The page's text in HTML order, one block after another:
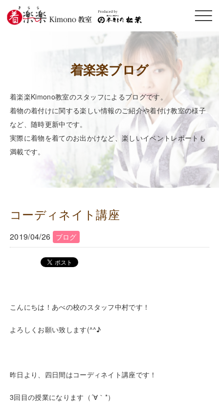
メニ
着楽楽ブログ
着楽楽Kimono教室のスタッフによるブログです。
着物の着付けに関する楽しい情報のご紹介や着付け教室の様子
など、随時更新中です。
実際に着物を着てのお出かけなど、楽しいイベントレポートも
満載です。
コーディネイト講座
2019/04/26 ブログ
こんにちは！あべの校のスタッフ中村です！
よろしくお願い致します(^^♪
昨日より、四日間はコーディネイト講座です！
3回目の授業になります（´∀｀*）